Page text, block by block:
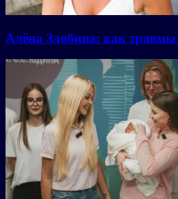
Алёна Злобина: как